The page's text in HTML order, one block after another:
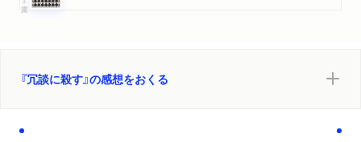
『冗談に殺す』の感想をおくる